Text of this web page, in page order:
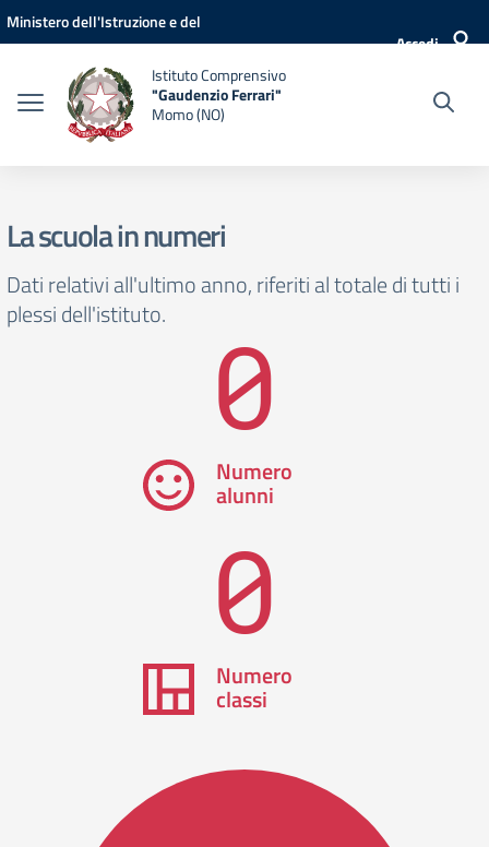
Vai ai contenuti
Vai al menu di navigazione
Vai al footer
Ministero dell'Istruzione e del
Accedi
Istituto Comprensivo
"Gaudenzio Ferrari"
Momo (NO)
La scuola in numeri
Dati relativi all'ultimo anno, riferiti al totale di tutti i
plessi dell'istituto.
0
Numero
alunni
0
Numero
classi